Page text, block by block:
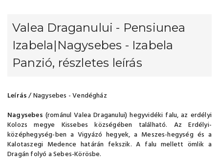
Valea Draganului - Pensiunea
Izabela|Nagysebes - Izabela
Panzió, részletes leírás
Leírás/ Nagysebes - Vendégház
Nagysebes (románul Valea Draganului) hegyvidéki falu, az erdélyi
Kolozs megye Kissebes községében található. Az Erdélyi-
középhegység-ben a Vigyázó hegyek, a Meszes-hegység és a
Kalotaszegi Medence határán fekszik. A falu mellett ömlik a
Dragán folyó a Sebes-Körösbe.